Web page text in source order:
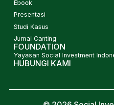
Ebook
Presentasi
Studi Kasus
Jurnal Canting
FOUNDATION
Yayasan Social Investment
HUBUNGI KAMI